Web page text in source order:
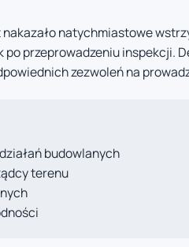
natychmiastowe
przeprowadzeniu inspekcji.
zezwoleń na
budowlanych
terenu